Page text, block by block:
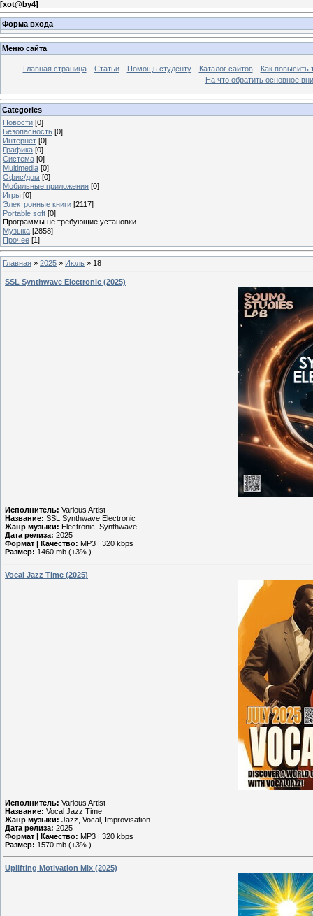
[xot@by4]
Форма входа
Меню сайта
Главная страница Статьи Помощь студенту Каталог сайтов
Как повысить
На что обратить основное
Categories
Новости [0]
Безопасность [0]
Интернет [0]
Графика [0]
Система [0]
Multimedia [0]
Офис/дом [0]
Мобильные приложения [0]
Игры [0]
Электронные книги [2117]
Portable soft [0]
Программы не требующие установки
Музыка [2858]
Прочее [1]
Главная » 2025 » Июль » 18
SSL Synthwave Electronic (2025)
Исполнитель: Various Artist
Название: SSL Synthwave Electronic
Жанр музыки: Electronic, Synthwave
Дата релиза: 2025
Формат | Качество: MP3 | 320 kbps
Размер: 1460 mb (+3% )
Vocal Jazz Time (2025)
Исполнитель: Various Artist
Название: Vocal Jazz Time
Жанр музыки: Jazz, Vocal, Improvisation
Дата релиза: 2025
Формат | Качество: MP3 | 320 kbps
Размер: 1570 mb (+3% )
Uplifting Motivation Mix (2025)